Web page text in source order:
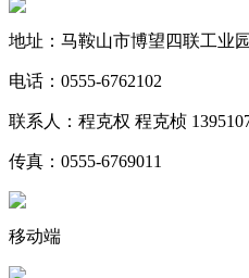
地址：马鞍山市博望四联工业园
电话：0555-6762102
联系人：程克权 程克桢
传真：0555-6769011
移动端